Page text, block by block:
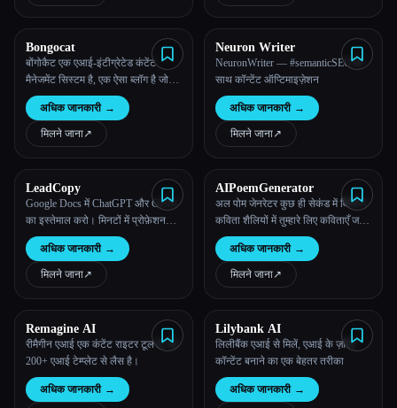
Bongocat
बोंगोकैट एक एआई-इंटीग्रेटेड कंटेंट
मैनेजमेंट सिस्टम है, एक ऐसा ब्लॉग है जो
खुद लिख सकता है
अधिक जानकारी →
मिलने जाना↗︎
Neuron Writer
NeuronWriter — #semanticSEO के
साथ कॉन्टेंट ऑप्टिमाइज़ेशन
अधिक जानकारी →
मिलने जाना↗︎
LeadCopy
Google Docs में ChatGPT और GPT4
का इस्तेमाल करो। मिनटों में प्रोफ़ेशनल,
हाई कवरिंग मार्केटिंग कॉपी, वेबिनार,
पॉडकास्ट और बहुत कुछ बनाएं
अधिक जानकारी →
मिलने जाना↗︎
AIPoemGenerator
अल पोम जेनरेटर कुछ ही सेकंड में विभिन्न
कविता शैलियों में तुम्हारे लिए कविताएँ जल्दी
से तैयार कर सकता है।
अधिक जानकारी →
मिलने जाना↗︎
Remagine AI
रीमैगीन एआई एक कंटेंट राइटर टूल है, जो
200+ एआई टेम्प्लेट से लैस है।
अधिक जानकारी →
Lilybank AI
लिलीबैंक एआई से मिलें, एआई के ज़रिए
कॉन्टेंट बनाने का एक बेहतर तरीका
अधिक जानकारी →